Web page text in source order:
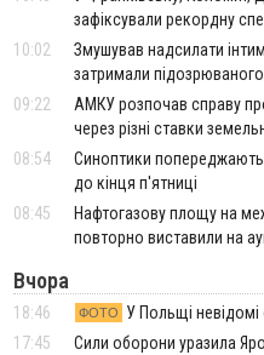
зафіксували рекордну
10:02
Змушував надсилати
затримали
09:22
АМКУ розпочав справу
через різні ставки
08:54
Синоптики
до кінця п'ятниці
08:45
Нафтогазову площу на
повторно виставили на
Вчора
18:46 ФОТО
У Польщі
17:45
Сили оборони уразила